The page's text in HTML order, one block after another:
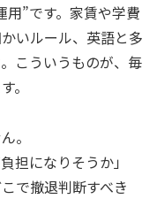
用”です。家賃や学費
いルール、英語と多
こういうものが、毎
。
。
担になりそうか」
で撤退判断すべき